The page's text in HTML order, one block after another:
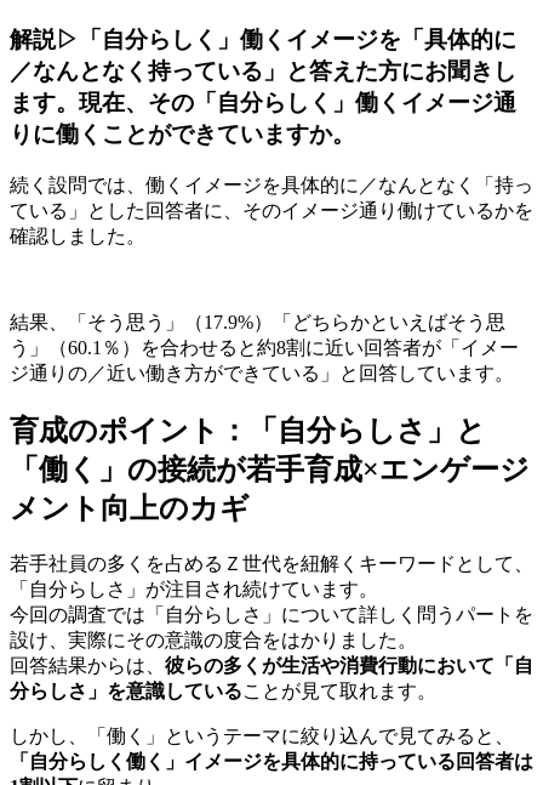
解説▷ 「自分らしく」働くイメージを「具体的に
／なんとなく持っている」と答えた方にお聞きし
ます。 現在、その「自分らしく」働くイメージ通
りに働くことができていますか。
続く設問では、働くイメージを具体的に／なんとなく「持っ
ている」とした回答者に、そのイメージ通り働けているかを
確認しました。
結果、「そう思う」（17.9%）「どちらかといえばそう思
う」（60.1％）を合わせると約8割に近い回答者が「イメー
ジ通りの／近い働き方ができている」と回答しています。
育成のポイント：「自分らしさ」と
「働く」の接続が若手育成×エンゲージ
メント向上のカギ
若手社員の多くを占めるＺ世代を紐解くキーワードとして、
「自分らしさ」が注目され続けています。
今回の調査では「自分らしさ」について詳しく問うパートを
設け、実際にその意識の度合をはかりました。
回答結果からは、 彼らの多くが生活や消費行動において「自
分らしさ」を意識していることが見て取れます。
しかし、「働く」というテーマに絞り込んで見てみると、
「自分らしく働く」イメージを具体的に持っている回答者は